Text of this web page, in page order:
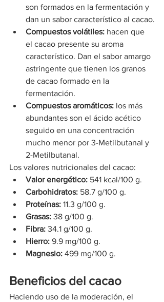
son formados en la fermentación y
dan un sabor característico al cacao.
Compuestos volátiles: hacen que
el cacao presente su aroma
característico. Dan el sabor amargo
astringente que tienen los granos
de cacao formado en la
fermentación.
Compuestos aromáticos: los más
abundantes son el ácido acético
seguido en una concentración
mucho menor por 3-Metilbutanal y
2-Metilbutanal.
Los valores nutricionales del cacao:
Valor energético: 541 kcal/100 g.
Carbohidratos: 58.7 g/100 g.
Proteínas: 11.3 g/100 g.
Grasas: 38 g/100 g.
Fibra: 34.1 g/100 g.
Hierro: 9.9 mg/100 g.
Magnesio: 499 mg/100 g.
Beneficios del cacao
Haciendo uso de la moderación, el